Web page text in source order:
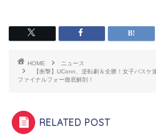
HOME
ニュース
【衝撃】UConn、逆転劇＆全勝！女子バスケ
ファイナルフォー徹底解剖！
RELATED POST